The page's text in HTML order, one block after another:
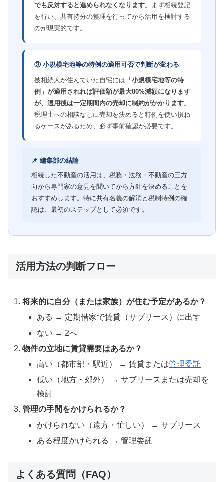
でも反対すると進められなくなります。まず相続登記
を行い、共有持分の整理を行ってから活用を検討する
のが現実的です。
③ 小規模宅地等の特例の適用可否で判断が変わる
被相続人が住んでいた自宅には 「小規模宅地等の特
例」が適用されれば評価額が最大80%減額になります
が、適用後は一定期間内の売却に制約がかかります。
税理士への相談なしに売却を決めると特例を使い損ね
るケースがあるため、必ず事前確認が必要です。
📌 編集部の結論
相続した不動産の活用は、税務・法務・不動産の三方
向から専門家の意見を聞いてから方針を決めることを
おすすめします。特に共有名義の解消と税制特例の確
認は、最初のステップとして必須です。
活用方法の判断フロー
将来的に自分（または家族）が住む予定があるか？
ある → 定期借家で賃貸（サブリース）に出す
ない → 2へ
物件の立地に賃貸需要はあるか？
高い（都市部・駅近） → 賃貸または管理委託
低い（地方・郊外） → サブリースまたは売却を
検討
管理の手間をかけられるか？
かけられない（遠方・忙しい） → サブリース
ある程度かけられる → 管理委託
よくある質問（FAQ）